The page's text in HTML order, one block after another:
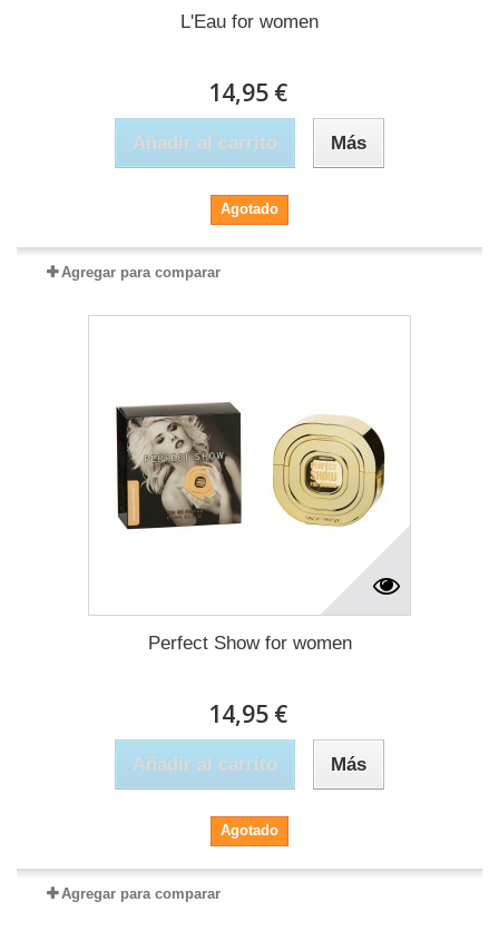
L'Eau for women
14,95 €
Añadir al carrito Más
Agotado
Agregar para comparar
Perfect Show for women
14,95 €
Añadir al carrito Más
Agotado
Agregar para comparar